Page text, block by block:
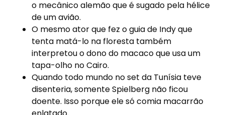
o mecânico alemão que é sugado pela hélice
de um avião.
O mesmo ator que fez o guia de Indy que
tenta matá-lo na floresta também
interpretou o dono do macaco que usa um
tapa-olho no Cairo.
Quando todo mundo no set da Tunísia teve
disenteria, somente Spielberg não ficou
doente. Isso porque ele só comia macarrão